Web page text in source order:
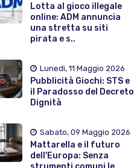
Lotta al gioco illegale
online: ADM annuncia
una stretta su siti
pirata e s..
Lunedì, 11 Maggio 2026
Pubblicità Giochi: STS e
il Paradosso del Decreto
Dignità
Sabato, 09 Maggio 2026
Mattarella e il futuro
dell'Europa: Senza